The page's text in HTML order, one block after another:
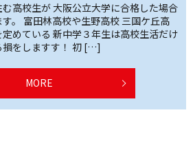
高校生が 大阪公立大学に合格した場合
。 富田林高校や生野高校 三国ケ丘高
めている 新中学３年生は高校生活だけ
損をしますす！ 初 […]
MORE